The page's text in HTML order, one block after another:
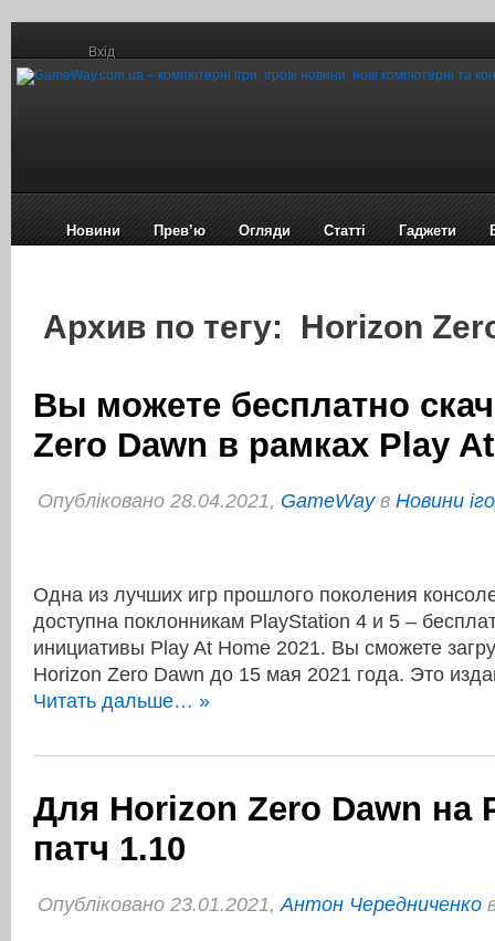
Вхід
Новини Прев’ю Огляди Статті Гаджети
Архив по тегу: Horizon
Вы можете бесплатно
Zero Dawn в рамках Play
Опубліковано 28.04.2021, GameWayв Новини
Одна из лучших игр прошлого поколения
доступна поклонникам PlayStation 4 и 5 –
инициативы Play At Home 2021. Вы сможете
Horizon Zero Dawn до 15 мая 2021 года. Это
Читать дальше… »
Для Horizon Zero Dawn на
патч 1.10
Опубліковано 23.01.2021,Антон Чередниченко